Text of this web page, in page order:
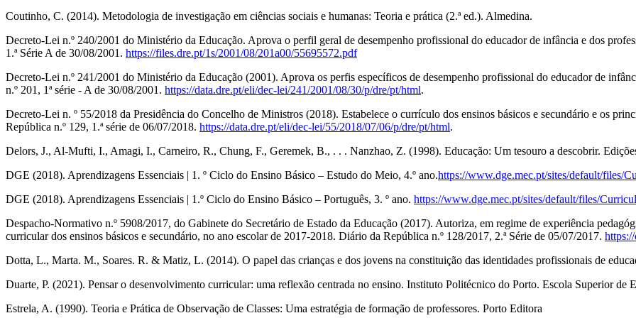
Coutinho, C. (2014). Metodologia de investigação em ciências sociais e humanas: Teoria e prática (2.ª ed.). Almedina.
Decreto‐Lei n.º 240/2001 do Ministério da Educação. Aprova o perfil geral de desempenho profissional do educador de infância e dos
1.ª Série A de 30/08/2001. https://files.dre.pt/1s/2001/08/201a00/55695572.pdf
Decreto‐Lei n.º 241/2001 do Ministério da Educação (2001). Aprova os perfis específicos de desempenho profissional do educador de
n.º 201, 1ª série ‐ A de 30/08/2001. https://data.dre.pt/eli/dec‐lei/241/2001/08/30/p/dre/pt/html.
Decreto‐Lei n. º 55/2018 da Presidência do Concelho de Ministros (2018). Estabelece o currículo dos ensinos básicos e secundário e os
República n.º 129, 1.ª série de 06/07/2018. https://data.dre.pt/eli/dec‐lei/55/2018/07/06/p/dre/pt/html.
Delors, J., Al‐Mufti, I., Amagi, I., Carneiro, R., Chung, F., Geremek, B., . . . Nanzhao, Z. (1998). Educação: Um tesouro a descobrir.
DGE (2018). Aprendizagens Essenciais | 1. º Ciclo do Ensino Básico – Estudo do Meio, 4.º ano.https://www.dge.mec.pt/sites/default/files/
DGE (2018). Aprendizagens Essenciais | 1.º Ciclo do Ensino Básico – Português, 3. º ano. https://www.dge.mec.pt/sites/default/files/
Despacho‐Normativo n.º 5908/2017, do Gabinete do Secretário de Estado da Educação (2017). Autoriza, em regime de experiência
curricular dos ensinos básicos e secundário, no ano escolar de 2017-2018. Diário da República n.º 128/2017, 2.ª Série de 05/07/2017.
Dotta, L., Marta. M., Soares. R. & Matiz, L. (2014). O papel das crianças e dos jovens na constituição das identidades profissionais de
Duarte, P. (2021). Pensar o desenvolvimento curricular: uma reflexão centrada no ensino. Instituto Politécnico do Porto. Escola Superior de
Estrela, A. (1990). Teoria e Prática de Observação de Classes: Uma estratégia de formação de professores. Porto Editora